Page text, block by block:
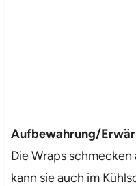
Aufbewahrung/
Die Wraps
kann sie auch im